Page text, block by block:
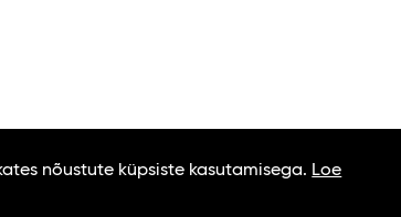
nõustute küpsiste kasutamisega. Loe